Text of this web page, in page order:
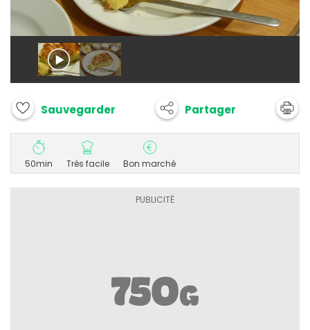
Sauvegarder Partager
50min Très facile Bon marché